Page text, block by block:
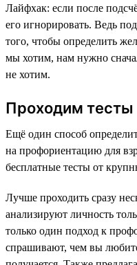
Лайфхак: если после
его игнорировать. Ведь
того, чтобы определить
мы хотим, нам нужно
не хотим.
Проходим
Ещё один способ
на профориентацию для
бесплатные тесты от
Лучше проходить сразу
анализируют личность
только один подход к
спрашивают, чем вы